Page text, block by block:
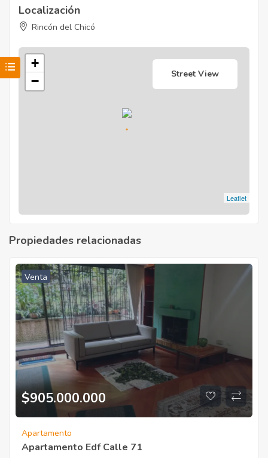
Localización
Rincón del Chicó
+
−
Leaflet
Street View
Propiedades relacionadas
Venta
$905.000.000
Apartamento
Apartamento Edf Calle 71